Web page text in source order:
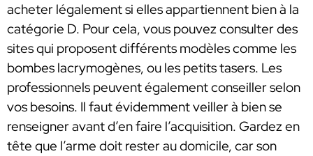
acheter légalement si elles appartiennent bien à la
catégorie D. Pour cela, vous pouvez consulter des
sites qui proposent différents modèles comme les
bombes lacrymogènes, ou les petits tasers. Les
professionnels peuvent également conseiller selon
vos besoins. Il faut évidemment veiller à bien se
renseigner avant d’en faire l’acquisition. Gardez en
tête que l’arme doit rester au domicile, car son